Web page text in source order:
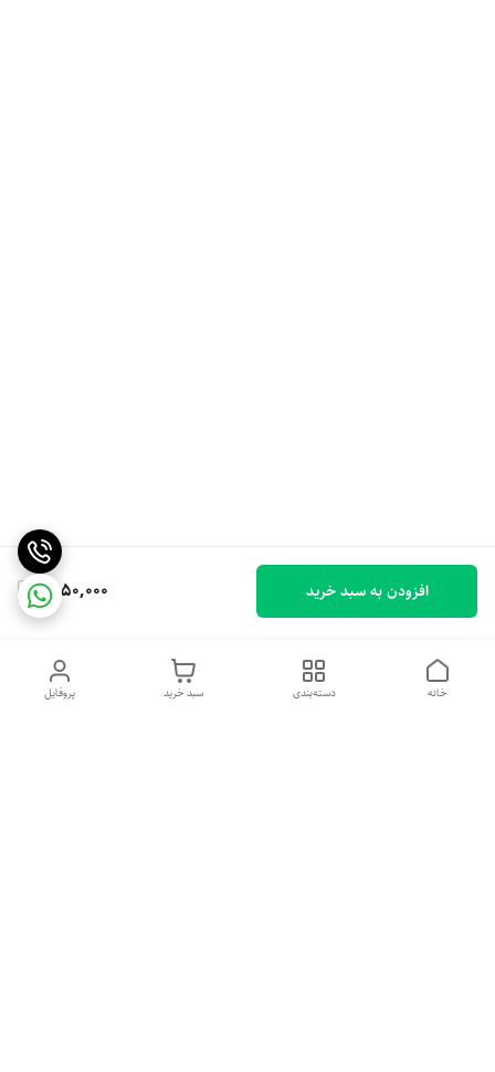
1,950,000 افزودن به سبد خرید
پروفایل سبد خرید دسته‌بندی خانه